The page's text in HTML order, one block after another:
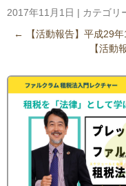
2017年11月1日 | カテゴリ
←
【活動報告】平成29
【活動